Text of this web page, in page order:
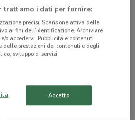
© MapTiler© OpenStreetMap contributors
60 Roma
trattiamo i dati per fornire:
precisi. Scansione attiva delle
ai fini dell’identificazione. Archiviare
o accedervi. Pubblicità e contenuti
delle prestazioni dei contenuti e degli
sviluppo di servizi.
Accetto